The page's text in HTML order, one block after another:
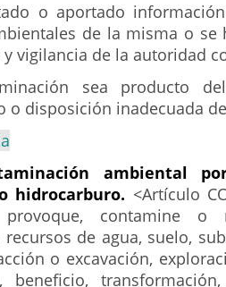
o aportado
de la misma o se
vigilancia de la autoridad
sea producto del
o disposición inadecuada
ambiental
hidrocarburo. <Artículo
contamine o
de agua, suelo,
o excavación,
beneficio,